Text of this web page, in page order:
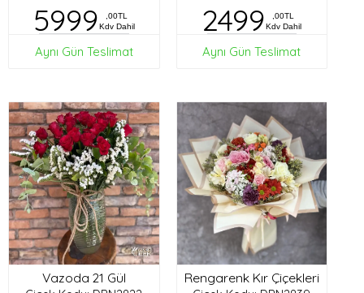
5999
,00TL
Kdv Dahil
Aynı Gün Teslimat
2499
,00TL
Kdv Dahil
Aynı Gün Teslimat
Vazoda 21 Gül Rengarenk Kır Çiçekleri